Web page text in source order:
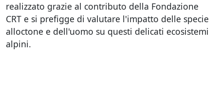
realizzato grazie al contributo della Fondazione
CRT e si prefigge di valutare l'impatto delle specie
alloctone e dell'uomo su questi delicati ecosistemi
alpini.